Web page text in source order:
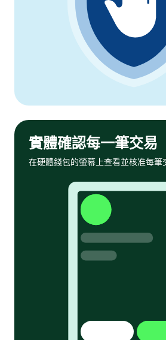
實體確認每一筆交易
在硬體錢包的螢幕上查看並核准每筆